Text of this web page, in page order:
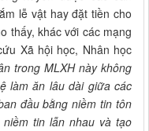
lễ vật hay đặt tiền cho
thấy, khác với các mạng
Xã hội học, Nhân học
trong MLXH này không
làm ăn lâu dài giữa các
đầu bằng niềm tin tôn
tin lẫn nhau và tạo